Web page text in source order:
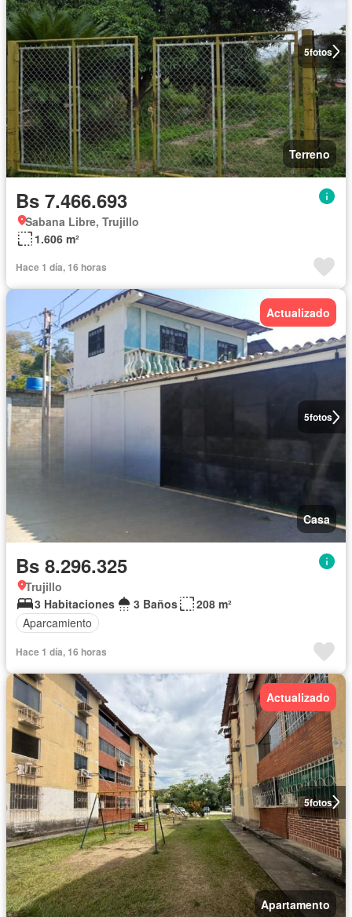
5fotos
Terreno
Bs 7.466.693
Sabana Libre, Trujillo
1.606 m²
Hace 1 día, 16 horas
5fotos
Actualizado
Casa
Bs 8.296.325
Trujillo
3 Habitaciones
3 Baños
208 m²
Aparcamiento
Hace 1 día, 16 horas
5fotos
Actualizado
Apartamento